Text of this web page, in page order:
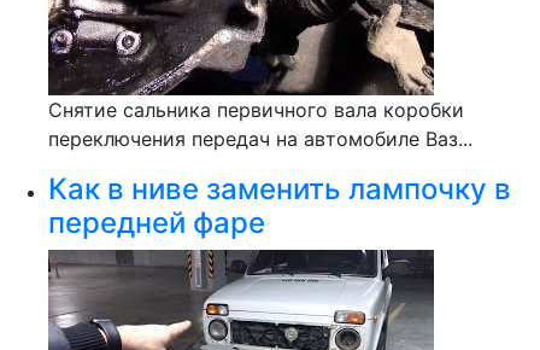
Снятие сальника первичного вала коробки
переключения передач на автомобиле Ваз...
Как в ниве заменить лампочку в
передней фаре